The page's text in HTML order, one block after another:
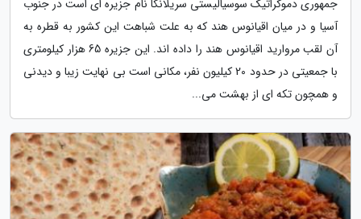
جمهوری دموکراتیک سوسیالیستی سریلانکا نام جزیره ای است در جنوب
آسیا و در میان اقیانوس هند که به علت شباهت این کشور به قطره به
آن لقب مروارید اقیانوس هند را داده اند. این جزیره 65 هزار کیلومتری
با جمعیتی در حدود 20 کیلیون نفر، مکانی است بی نهایت زیبا و دیدنی
و همچون تکه ای از بهشت می...